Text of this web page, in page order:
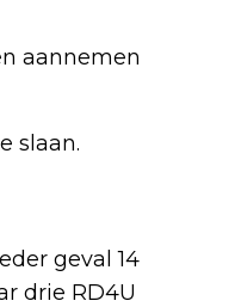
aannemen
slaan.
geval 14
drie RD4U